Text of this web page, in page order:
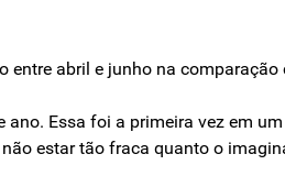
abril e junho na
Essa foi a primeira vez em
estar tão fraca quanto o